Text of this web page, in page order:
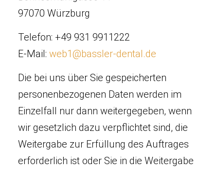
97070 Würzburg
Telefon: +49 931 9911222
E-Mail: web1@bassler-dental.de
Die bei uns über Sie gespeicherten
personenbezogenen Daten werden im
Einzelfall nur dann weitergegeben, wenn
wir gesetzlich dazu verpflichtet sind, die
Weitergabe zur Erfüllung des Auftrages
erforderlich ist oder Sie in die Weitergabe